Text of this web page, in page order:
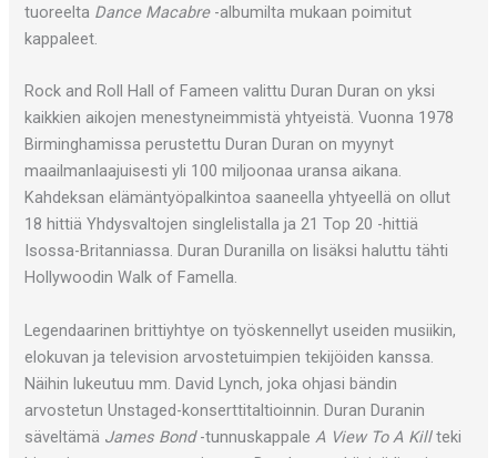
tuoreelta Dance Macabre-albumilta mukaan poimitut
kappaleet.
Rock and Roll Hall of Fameen valittu Duran Duran on yksi
kaikkien aikojen menestyneimmistä yhtyeistä. Vuonna 1978
Birminghamissa perustettu Duran Duran on myynyt
maailmanlaajuisesti yli 100 miljoonaa uransa aikana.
Kahdeksan elämäntyöpalkintoa saaneella yhtyeellä on ollut
18 hittiä Yhdysvaltojen singlelistalla ja 21 Top 20 -hittiä
Isossa-Britanniassa. Duran Duranilla on lisäksi haluttu tähti
Hollywoodin Walk of Famella.
Legendaarinen brittiyhtye on työskennellyt useiden musiikin,
elokuvan ja television arvostetuimpien tekijöiden kanssa.
Näihin lukeutuu mm. David Lynch, joka ohjasi bändin
arvostetun Unstaged-konserttitaltioinnin. Duran Duranin
säveltämä James Bond-tunnuskappaleA View To A Killteki